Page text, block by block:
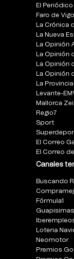
El
Faro de Vigo
La Crónica
La Nueva
La Opinión
La Opinión
La Opinión
La Opinión
La Provincia
Levante-
Mallorca
Regio7
Sport
El Correo
El Correo
Canales
Buscando
Fórmula1
Guapisimas
Loteria
Neomotor
Premios